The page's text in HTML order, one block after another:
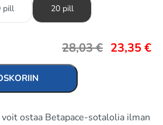
pill 20 pill
28,03€ 23,35€
ostaa Betapace-sotalolia ilman